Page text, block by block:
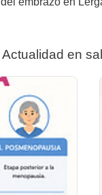
Actualidad en